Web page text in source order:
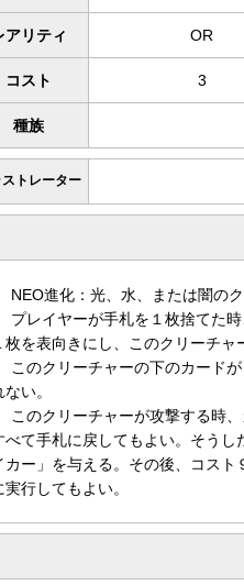
アリティ OR
コスト 3
種族
ストレーター
NEO進化：光、水、または闇の
プレイヤーが手札を１枚捨てた
枚を表向きにし、このクリーチャ
このクリーチャーの下のカード
ない。
このクリーチャーが攻撃する時
べて手札に戻してもよい。そう
カー」を与える。その後、コス
実行してもよい。